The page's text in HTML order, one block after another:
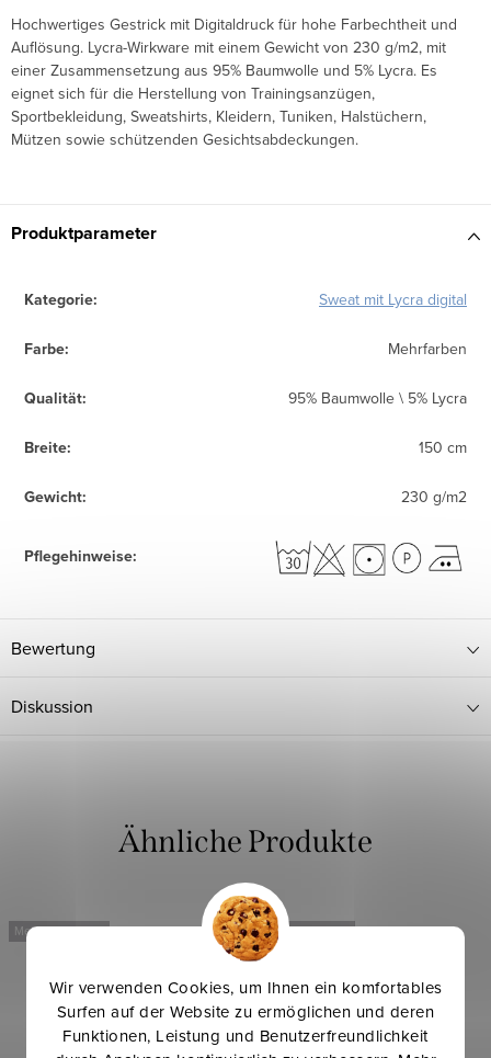
Wir verwenden Cookies, um Ihnen ein komfortables
Surfen auf der Website zu ermöglichen und deren
Funktionen, Leistung und Benutzerfreundlichkeit
Hochwertiges Gestrick mit Digitaldruck für hohe Farbechtheit und
Auflösung. Lycra-Wirkware mit einem Gewicht von 230 g/m2, mit
einer Zusammensetzung aus 95% Baumwolle und 5% Lycra. Es
eignet sich für die Herstellung von Trainingsanzügen,
Sportbekleidung, Sweatshirts, Kleidern, Tuniken, Halstüchern,
Mützen sowie schützenden Gesichtsabdeckungen.
Produktparameter
Kategorie: Sweat mit Lycra digital
Farbe: Mehrfarben
Qualität: 95% Baumwolle \ 5% Lycra
Breite: 150 cm
Gewicht: 230 g/m2
Pflegehinweise:
Bewertung
Diskussion
Mehr für weniger Mehr für weniger